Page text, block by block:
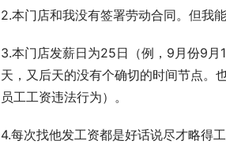
2.本门店和我没有签署劳动合同。但我
3.本门店发薪日为25日（例，9月份9
天，又后天的没有个确切的时间节点。
员工工资违法行为）。
4.每次找他发工资都是好话说尽才略得